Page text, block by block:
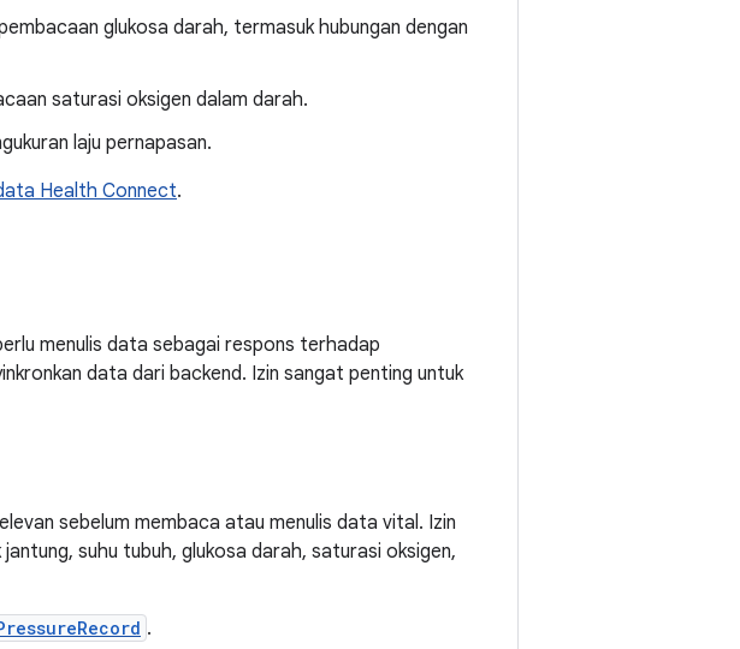
glukosa darah, termasuk hubungan dengan
saturasi oksigen dalam darah.
laju pernapasan.
Health Connect.
menulis data sebagai respons terhadap
data dari backend. Izin sangat penting untuk
sebelum membaca atau menulis data vital. Izin
suhu tubuh, glukosa darah, saturasi oksigen,
.